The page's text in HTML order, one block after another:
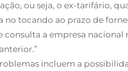
ou seja, o ex-tarifário,
no tocando ao prazo de
consulta a empresa
incluem a